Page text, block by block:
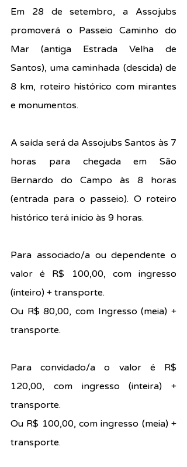
Em 28 de setembro, a Assojubs
promoverá o Passeio Caminho do
Mar (antiga Estrada Velha de
Santos), uma caminhada (descida) de
8 km, roteiro histórico com mirantes
e monumentos.
A saída será da Assojubs Santos às 7
horas para chegada em São
Bernardo do Campo às 8 horas
(entrada para o passeio). O roteiro
histórico terá início às 9 horas.
Para associado/a ou dependente o
valor é R$ 100,00, com ingresso
(inteiro) + transporte.
Ou R$ 80,00, com Ingresso (meia) +
transporte.
Para convidado/a o valor é R$
120,00, com ingresso (inteira) +
transporte.
Ou R$ 100,00, com ingresso (meia) +
transporte.